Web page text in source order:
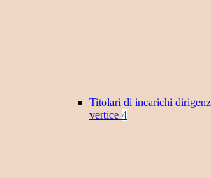
Titolari di incarichi
vertice 4